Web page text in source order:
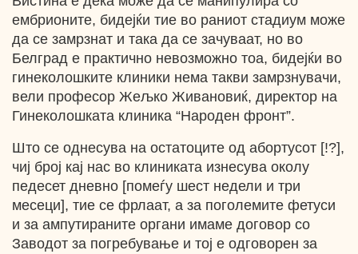
ембрионите, бидејќи тие во раниот стадиум може
да се замрзнат и така да се зачуваат, но во
Белград е практично невозможно тоа, бидејќи во
гинеколошките клиники нема такви замрзнувачи,
вели професор Жељко Живановиќ, директор на
Гинеколошката клиника “Народен фронт”.
Што се однесува на остатоците од абортусот [!?],
чиј број кај нас во клиниката изнесува околу
педесет дневно [помеѓу шест недели и три
месеци], тие се фрлаат, а за поголемите фетуси
и за ампутираните органи имаме договор со
Заводот за погребување и тој е одговорен за